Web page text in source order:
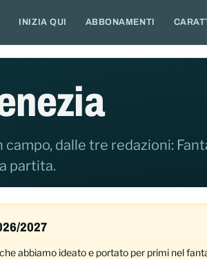
INIZIA QUI ABBONAMENTI
dalle tre redazioni:
partita.
2027
abbiamo ideato e portato per primi nel